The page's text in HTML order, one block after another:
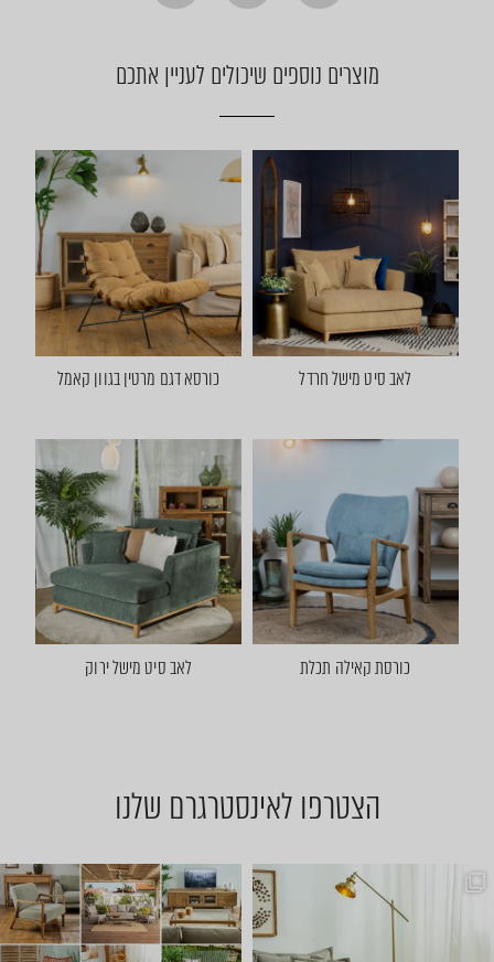
מוצרים נוספים שיכולים לעניין אתכם
לאב סיט מישל חרדל כורסא דגם מרטין בגוון קאמל
כורסת קאילה תכלת לאב סיט מישל ירוק
הצטרפו לאינסטרגרם שלנו
שישי שמח אצלנו 🤩 באים להתח